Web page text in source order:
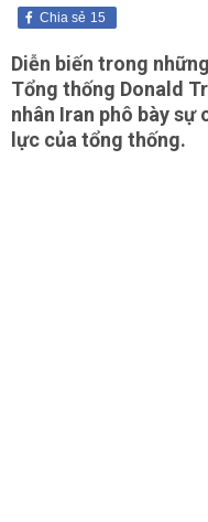
15
Chia sẻ
Diễn biến trong
Tổng thống Donald
nhân Iran phô bày sự
lực của tổng thống.